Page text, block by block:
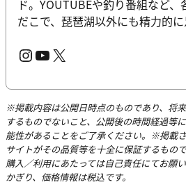
ド。YOUTUBEや釣り番組など
だこで、琵琶湖以外にも精力的に
InstagramYouTube X
※掲載内容は公開日時点のものであり、将
するものでないこと、公開後の時間経過等
能性があることをご了承ください。※掲載
サイトがその品質等を十全に保証するもの
購入／利用にあたっては自己責任にてお願
かぎり、価格情報は税込です。